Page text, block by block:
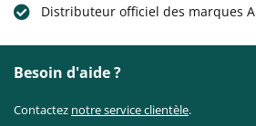
Distributeur officiel des marques A
Besoin d'aide ?
Contactez notre service clientèle.